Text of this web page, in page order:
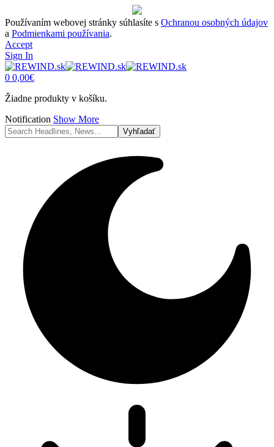
Používaním webovej stránky súhlasíte s Ochranou osobných údajov
a Podmienkami používania.
Accept
Sign In
0 0,00€
Žiadne produkty v košíku.
Notification Show More